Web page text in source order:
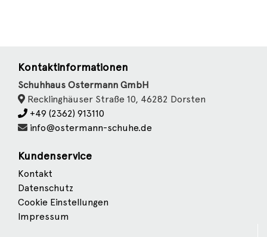
Kontaktinformationen
Schuhhaus Ostermann GmbH
Recklinghäuser Straße 10, 46282 Dorsten
+49 (2362) 913110
info@ostermann-schuhe.de
Kundenservice
Kontakt
Datenschutz
Cookie Einstellungen
Impressum